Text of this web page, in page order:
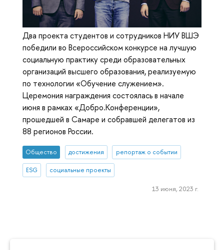
Два проекта студентов и сотрудников НИУ ВШЭ
победили во Всероссийском конкурсе на лучшую
социальную практику среди образовательных
организаций высшего образования, реализуемую
по технологии «Обучение служением».
Церемония награждения состоялась в начале
июня в рамках «Добро.Конференции»,
прошедшей в Самаре и собравшей делегатов из
88 регионов России.
Общество достижения репортаж о событии
ESG социальные проекты
13 июня, 2023 г.